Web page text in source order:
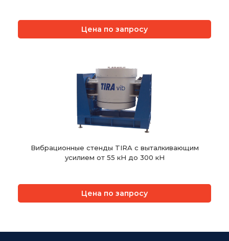
Цена по запросу
Вибрационные стенды TIRA с выталкивающим
усилием от 55 кН до 300 кН
Цена по запросу